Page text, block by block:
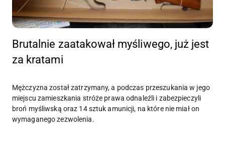
Brutalnie zaatakował myśliwego, już jest
za kratami
Mężczyzna został zatrzymany, a podczas przeszukania w jego
miejscu zamieszkania stróże prawa odnaleźli i zabezpieczyli
broń myśliwską oraz 14 sztuk amunicji, na które nie miał on
wymaganego zezwolenia.